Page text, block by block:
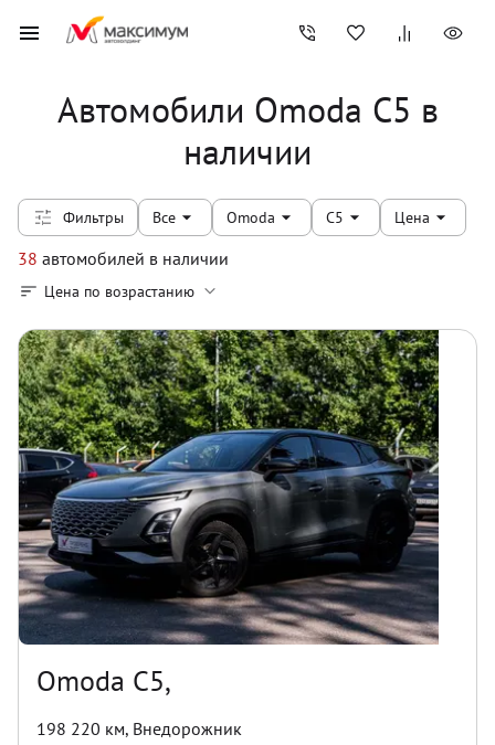
Автомобили Omoda C5 в
наличии
Фильтры Все Omoda C5 Цена
38 автомобилей в наличии
Цена по возрастанию
Omoda C5,
198 220 км, Внедорожник